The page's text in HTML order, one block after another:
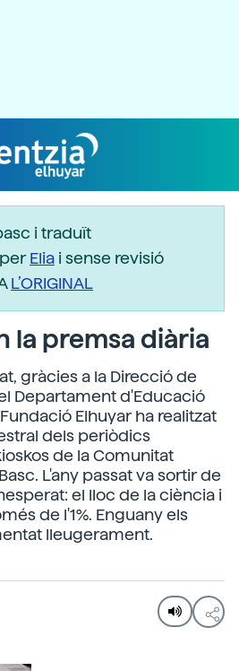
i traduït
Elia i sense revisió
L’ORIGINAL
la premsa diària
gràcies a la Direcció de
Departament d'Educació
Elhuyar ha realitzat
dels periòdics
de la Comunitat
L'any passat va sortir de
el lloc de la ciència i
de l'1%. Enguany els
lleugerament.